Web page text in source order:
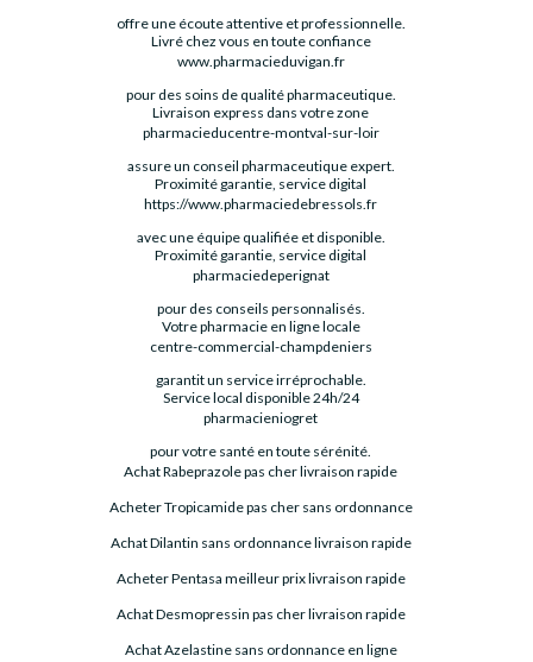
offre une écoute attentive et professionnelle.
Livré chez vous en toute confiance
www.pharmacieduvigan.fr
pour des soins de qualité pharmaceutique.
Livraison express dans votre zone
pharmacieducentre-montval-sur-loir
assure un conseil pharmaceutique expert.
Proximité garantie, service digital
https://www.pharmaciedebressols.fr
avec une équipe qualifiée et disponible.
Proximité garantie, service digital
pharmaciedeperignat
pour des conseils personnalisés.
Votre pharmacie en ligne locale
centre-commercial-champdeniers
garantit un service irréprochable.
Service local disponible 24h/24
pharmacieniogret
pour votre santé en toute sérénité.
Achat Rabeprazole pas cher livraison rapide
Acheter Tropicamide pas cher sans ordonnance
Achat Dilantin sans ordonnance livraison rapide
Acheter Pentasa meilleur prix livraison rapide
Achat Desmopressin pas cher livraison rapide
Achat Azelastine sans ordonnance en ligne